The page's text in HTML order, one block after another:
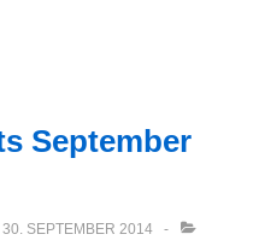
September
30. SEPTEMBER 2014